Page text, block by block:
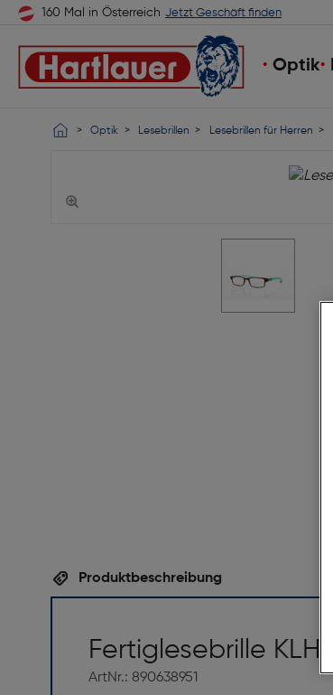
160 Mal in Österreich Jetzt Geschäft finden
Optik
Optik Lesebrillen Lesebrillen für Herren
Produktbeschreibung
Fertiglesebrille
ArtNr.: 890638951